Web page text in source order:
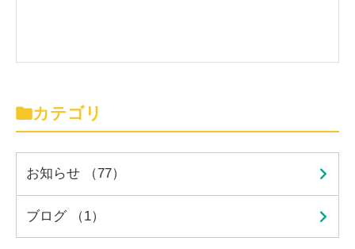
カテゴリ
お知らせ （77）
ブログ （1）